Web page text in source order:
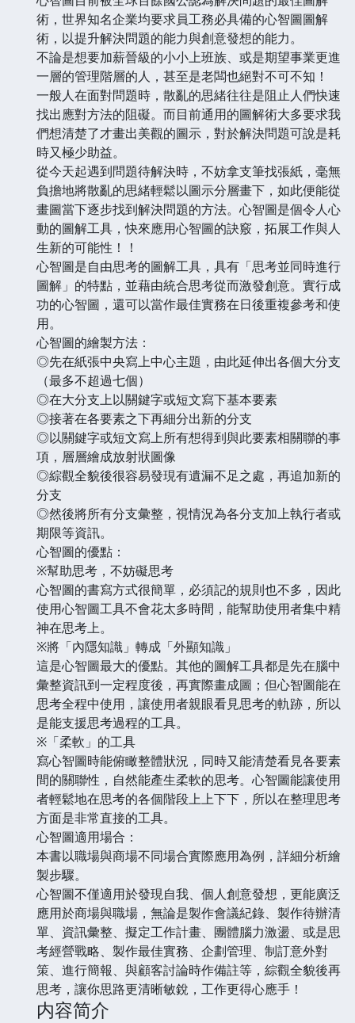
術，世界知名企業均要求員工務必具備的心智圖圖解
術，以提升解決問題的能力與創意發想的能力。
不論是想要加薪晉級的小小上班族、或是期望事業更進
一層的管理階層的人，甚至是老闆也絕對不可不知！
一般人在面對問題時，散亂的思緒往往是阻止人們快速
找出應對方法的阻礙。而目前通用的圖解術大多要求我
們想清楚了才畫出美觀的圖示，對於解決問題可說是耗
時又極少助益。
從今天起遇到問題待解決時，不妨拿支筆找張紙，毫無
負擔地將散亂的思緒輕鬆以圖示分層畫下，如此便能從
畫圖當下逐步找到解決問題的方法。心智圖是個令人心
動的圖解工具，快來應用心智圖的訣竅，拓展工作與人
生新的可能性！！
心智圖是自由思考的圖解工具，具有「思考並同時進行
圖解」的特點，並藉由統合思考從而激發創意。實行成
功的心智圖，還可以當作最佳實務在日後重複參考和使
用。
心智圖的繪製方法：
◎先在紙張中央寫上中心主題，由此延伸出各個大分支
（最多不超過七個）
◎在大分支上以關鍵字或短文寫下基本要素
◎接著在各要素之下再細分出新的分支
◎以關鍵字或短文寫上所有想得到與此要素相關聯的事
項，層層繪成放射狀圖像
◎綜觀全貌後很容易發現有遺漏不足之處，再追加新的
分支
◎然後將所有分支彙整，視情況為各分支加上執行者或
期限等資訊。
心智圖的優點：
※幫助思考，不妨礙思考
心智圖的書寫方式很簡單，必須記的規則也不多，因此
使用心智圖工具不會花太多時間，能幫助使用者集中精
神在思考上。
※將「內隱知識」轉成「外顯知識」
這是心智圖最大的優點。其他的圖解工具都是先在腦中
彙整資訊到一定程度後，再實際畫成圖；但心智圖能在
思考全程中使用，讓使用者親眼看見思考的軌跡，所以
是能支援思考過程的工具。
※「柔軟」的工具
寫心智圖時能俯瞰整體狀況，同時又能清楚看見各要素
間的關聯性，自然能產生柔軟的思考。心智圖能讓使用
者輕鬆地在思考的各個階段上上下下，所以在整理思考
方面是非常直接的工具。
心智圖適用場合：
本書以職場與商場不同場合實際應用為例，詳細分析繪
製步驟。
心智圖不僅適用於發現自我、個人創意發想，更能廣泛
應用於商場與職場，無論是製作會議紀錄、製作待辦清
單、資訊彙整、擬定工作計畫、團體腦力激盪、或是思
考經營戰略、製作最佳實務、企劃管理、制訂意外對
策、進行簡報、與顧客討論時作備註等，綜觀全貌後再
思考，讓你思路更清晰敏銳，工作更得心應手！
内容简介